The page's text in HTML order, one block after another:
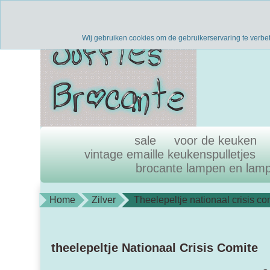
sale
voor de keuken
vintage emaille keukenspulletjes
brocante lampen en
Home Zilver Theelepeltje nationaal crisis
theelepeltje Nationaal Crisis Comite
Wij gebruiken cookies om de gebruikerservaring te